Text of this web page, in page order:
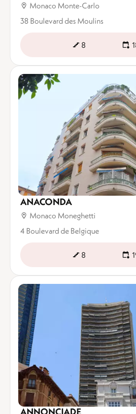
Monaco Monte-Carlo
38 Boulevard des Moulins
8
ANACONDA
Monaco Moneghetti
4 Boulevard de Belgique
8
ANNONCIADE